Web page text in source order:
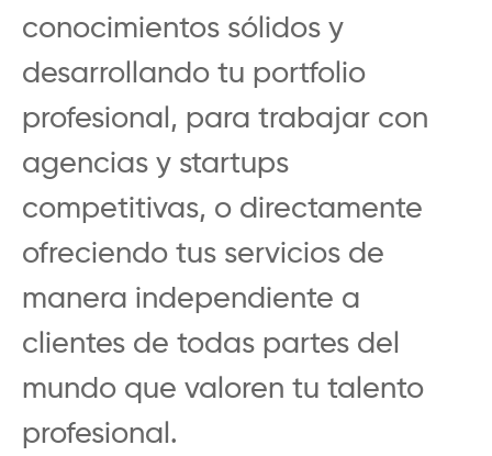
conocimientos sólidos y
desarrollando tu portfolio
profesional, para trabajar con
agencias y startups
competitivas, o directamente
ofreciendo tus servicios de
manera independiente a
clientes de todas partes del
mundo que valoren tu talento
profesional.